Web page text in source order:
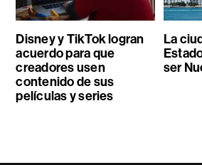
Disney y TikTok logran
acuerdo para que
creadores usen
contenido de sus
películas y series
La
ser